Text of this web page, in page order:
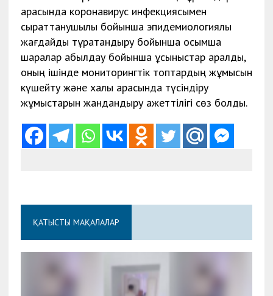
арасында коронавирус инфекциясымен
сырқаттанушылық бойынша эпидемиологиялық
жағдайды тұрақтандыру бойынша қосымша
шаралар қабылдау бойынша ұсыныстар қаралды,
оның ішінде мониторингтік топтардың жұмысын
күшейту және халық арасында түсіндіру
жұмыстарын жандандыру қажеттілігі сөз болды.
ҚАТЫСТЫ МАҚАЛАЛАР